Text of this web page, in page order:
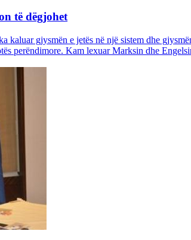
të dëgjohet
kaluar gjysmën e jetës në një sistem dhe
perëndimore. Kam lexuar Marksin dhe